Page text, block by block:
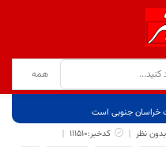
خراسان جنوبی است
بدون نظر
کدخبر:111510